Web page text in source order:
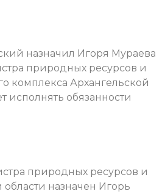
назначил Игоря Мураева
природных ресурсов и
комплекса Архангельской
исполнять обязанности
природных ресурсов и
назначен Игорь